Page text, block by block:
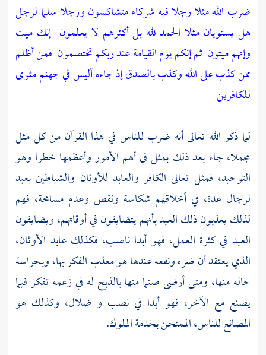
ضرب الله مثلا رجلا فيه شركاء متشاكسون ورجلا سلما لرجل
هل يستويان مثلا الحمد لله بل أكثرهم لا يعلمون إنك ميت
وإنهم ميتون ثم إنكم يوم القيامة عند ربكم تختصمون فمن أظلم
ممن كذب على الله وكذب بالصدق إذ جاءه أليس في جهنم مثوى
للكافرين
لما ذكر الله تعالى أنه ضرب للناس في هذا القرآن من كل مثل
مجملا، جاء بعد ذلك بمثل في أهم الأمور وأعظمها خطرا وهو
التوحيد، فمثل تعالى الكافر والعابد للأوثان والشياطين بعبد
لرجال عدة، في أخلاقهم شكاسة ونقص وعدم مسامحة، فهم
لذلك يعذبون ذلك العبد بأنهم يتضايقون في أوقاتهم، ويضايقون
العبد في كثرة العمل، فهو أبدا ناصب، فكذلك عابد الأوثان،
الذي يعتقد أن ضره ونفعه عندها هو معذب الفكر بها، وبحراسة
حاله منها، ومتى أرضى صنما منها بالذبح له في زعمه تفكر فيما
يصنع مع الآخر، فهو أبدا في نصب و ضلال، وكذلك هو
المصانع للناس، الممتحن بخدمة الملوك.